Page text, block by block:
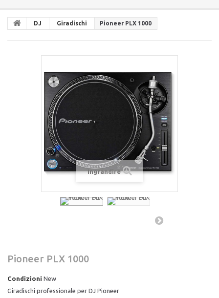
DJ Giradischi Pioneer PLX 1000
Ingrandire
Pioneer PLX 1000
Condizioni New
Giradischi professionale per DJ Pioneer